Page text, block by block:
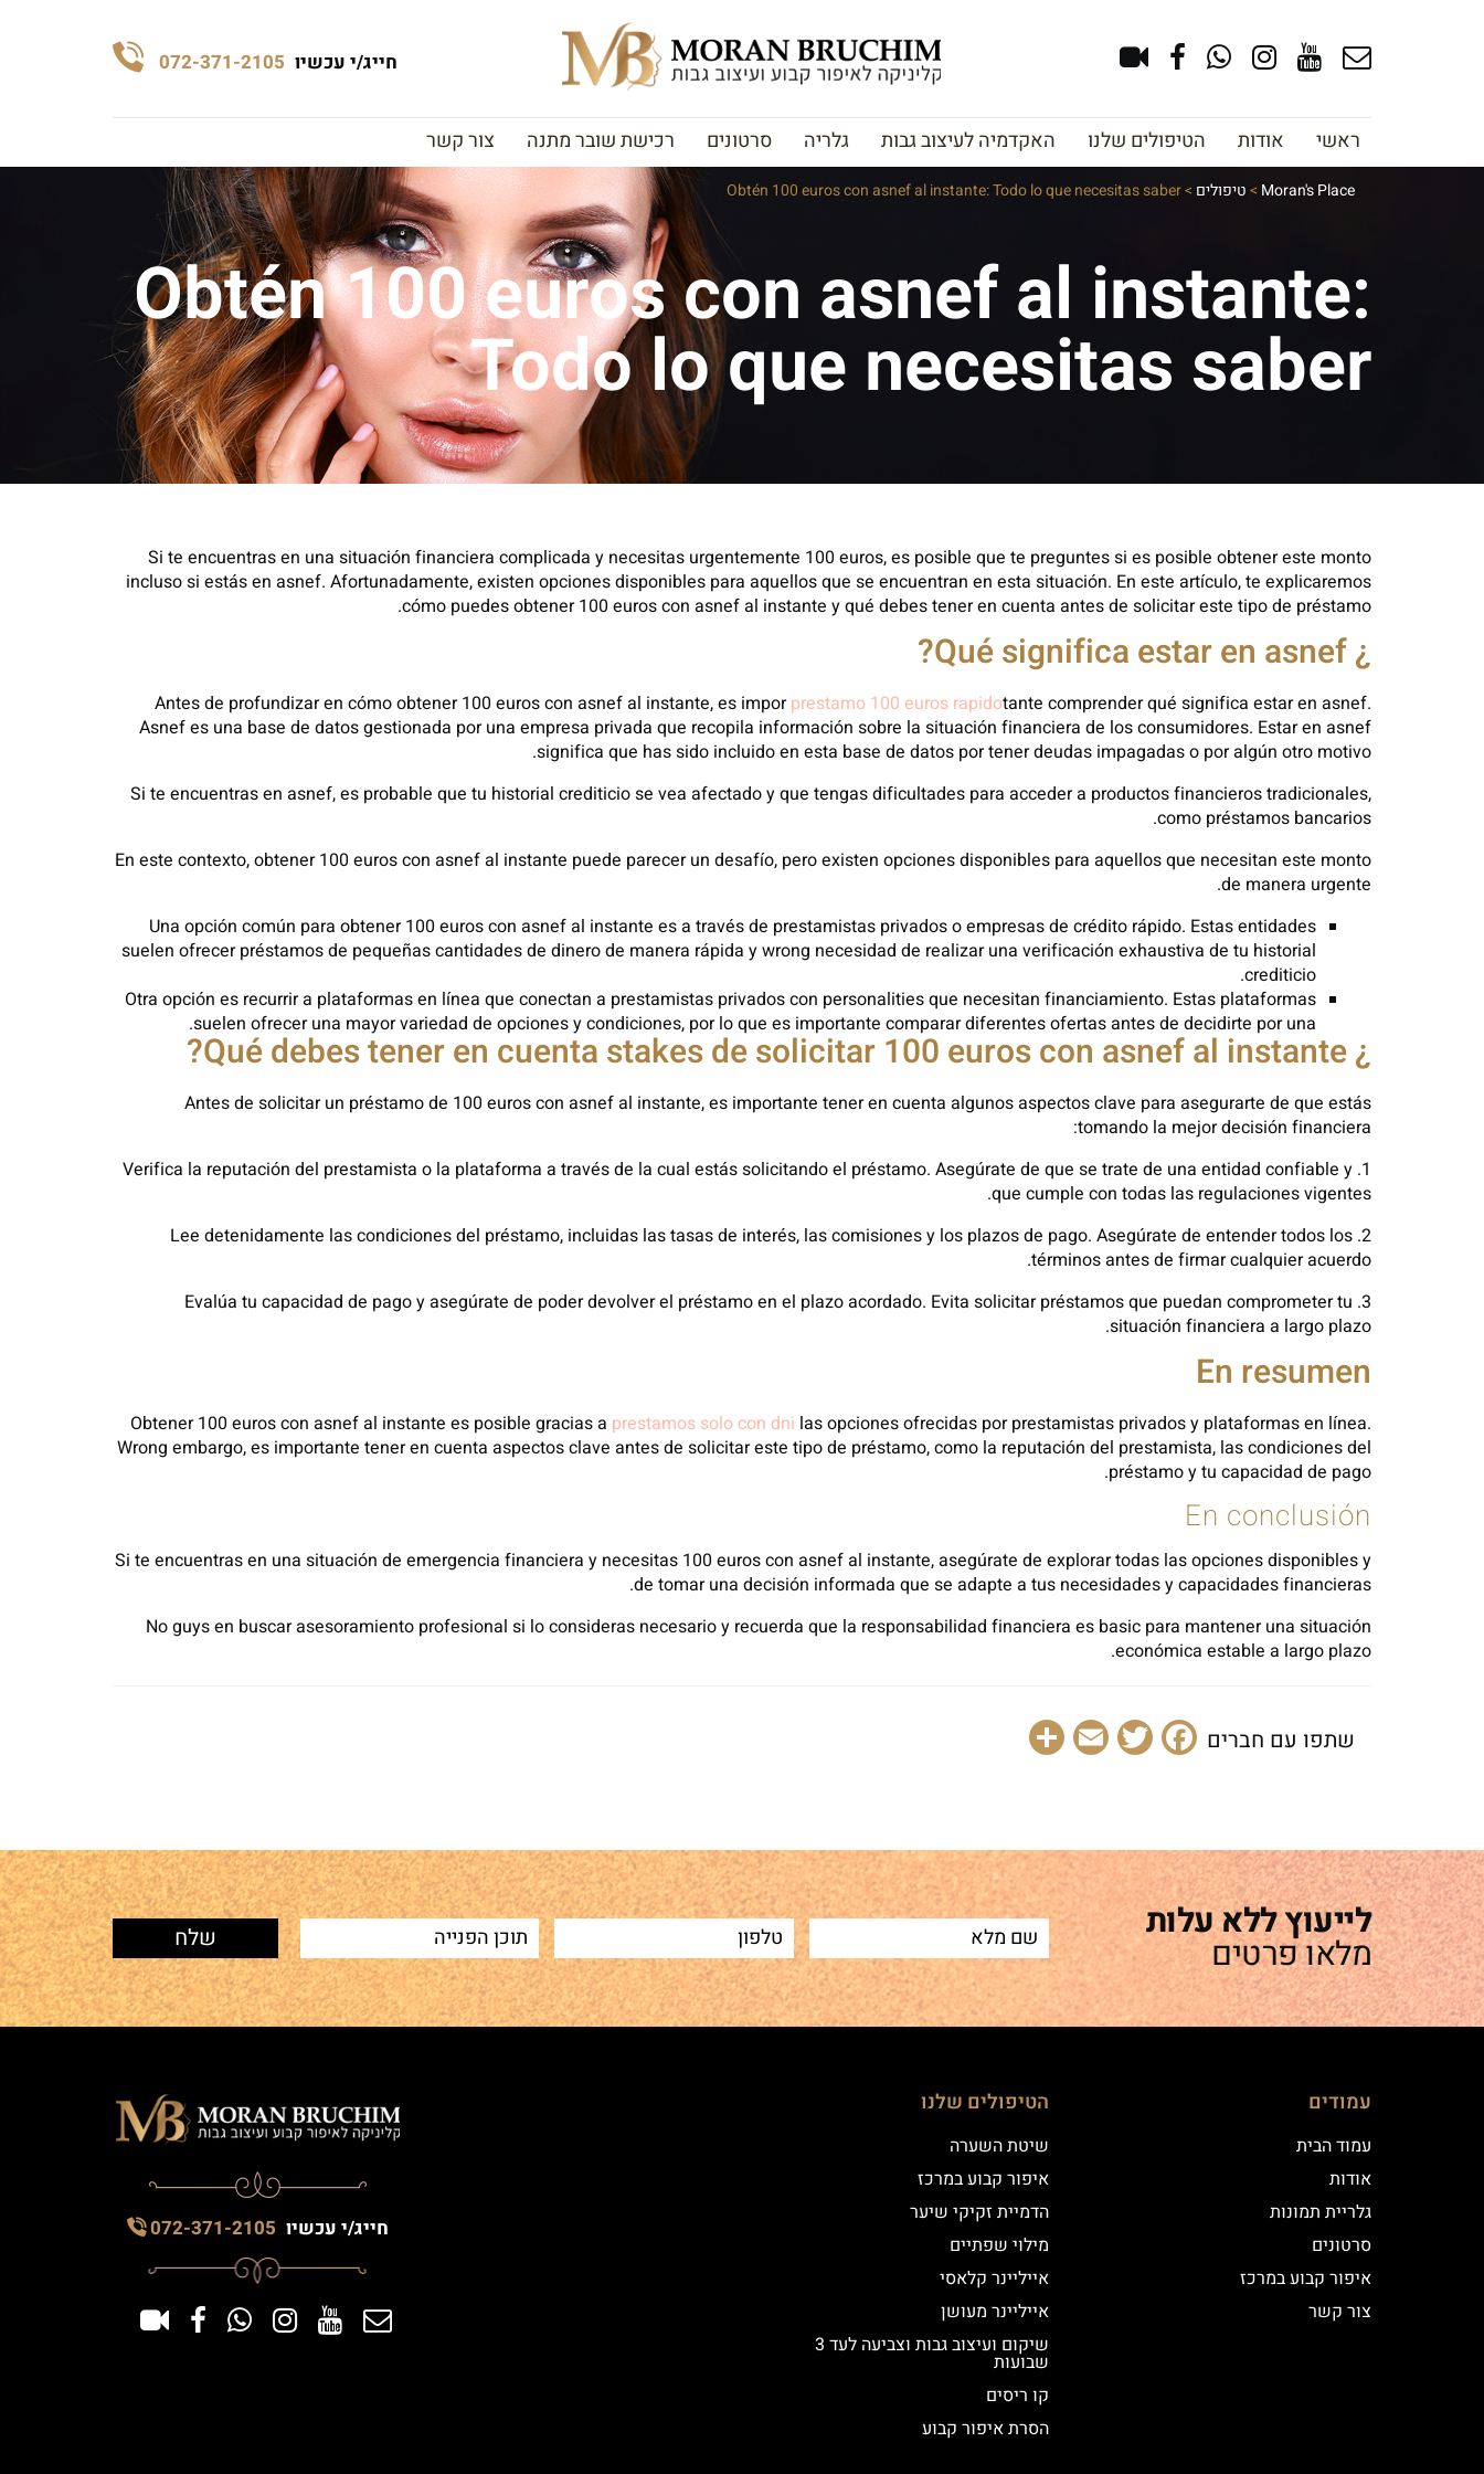
חייג/י עכשיו 072-371-2105
ראשי אודות הטיפולים שלנו האקדמיה לעיצוב גבות גלריה סרטונים רכישת שובר מתנה צור קשר
Moran's Place
>טיפולים >
Obtén 100 euros con asnef al instante: Todo lo que necesitas saber
Obtén 100 euros con asnef al instante:
Todo lo que necesitas saber
Si te encuentras en una situación financiera complicada y necesitas urgentemente 100 euros, es posible que te preguntes si es posible obtener este monto
incluso si estás en asnef. Afortunadamente, existen opciones disponibles para aquellos que se encuentran en esta situación. En este artículo, te explicaremos
cómo puedes obtener 100 euros con asnef al instante y qué debes tener en cuenta antes de solicitar este tipo de préstamo.
¿ Qué significa estar en asnef?
Antes de profundizar en cómo obtener 100 euros con asnef al instante, es imporprestamo 100 euros rapidotante comprender qué significa estar en asnef.
Asnef es una base de datos gestionada por una empresa privada que recopila información sobre la situación financiera de los consumidores. Estar en asnef
significa que has sido incluido en esta base de datos por tener deudas impagadas o por algún otro motivo.
Si te encuentras en asnef, es probable que tu historial crediticio se vea afectado y que tengas dificultades para acceder a productos financieros tradicionales,
como préstamos bancarios.
En este contexto, obtener 100 euros con asnef al instante puede parecer un desafío, pero existen opciones disponibles para aquellos que necesitan este monto
de manera urgente.
Una opción común para obtener 100 euros con asnef al instante es a través de prestamistas privados o empresas de crédito rápido. Estas entidades
suelen ofrecer préstamos de pequeñas cantidades de dinero de manera rápida y wrong necesidad de realizar una verificación exhaustiva de tu historial
crediticio.
Otra opción es recurrir a plataformas en línea que conectan a prestamistas privados con personalities que necesitan financiamiento. Estas plataformas
suelen ofrecer una mayor variedad de opciones y condiciones, por lo que es importante comparar diferentes ofertas antes de decidirte por una.
¿ Qué debes tener en cuenta stakes de solicitar 100 euros con asnef al instante?
Antes de solicitar un préstamo de 100 euros con asnef al instante, es importante tener en cuenta algunos aspectos clave para asegurarte de que estás
tomando la mejor decisión financiera:
1. Verifica la reputación del prestamista o la plataforma a través de la cual estás solicitando el préstamo. Asegúrate de que se trate de una entidad confiable y
que cumple con todas las regulaciones vigentes.
2. Lee detenidamente las condiciones del préstamo, incluidas las tasas de interés, las comisiones y los plazos de pago. Asegúrate de entender todos los
términos antes de firmar cualquier acuerdo.
3. Evalúa tu capacidad de pago y asegúrate de poder devolver el préstamo en el plazo acordado. Evita solicitar préstamos que puedan comprometer tu
situación financiera a largo plazo.
En resumen
Obtener 100 euros con asnef al instante es posible gracias a prestamos solo con dni las opciones ofrecidas por prestamistas privados y plataformas en línea.
Wrong embargo, es importante tener en cuenta aspectos clave antes de solicitar este tipo de préstamo, como la reputación del prestamista, las condiciones del
préstamo y tu capacidad de pago.
En conclusión
Si te encuentras en una situación de emergencia financiera y necesitas 100 euros con asnef al instante, asegúrate de explorar todas las opciones disponibles y
de tomar una decisión informada que se adapte a tus necesidades y capacidades financieras.
No guys en buscar asesoramiento profesional si lo consideras necesario y recuerda que la responsabilidad financiera es basic para mantener una situación
económica estable a largo plazo.
שתפו עם חברים Facebook
Twitter
Email
לייעוץ ללא עלות
מלאו פרטים
עמודים
עמוד הבית
אודות
גלריית תמונות
סרטונים
איפור קבוע במרכז
צור קשר
הטיפולים שלנו
שיטת השערה
איפור קבוע במרכז
הדמיית זקיקי שיער
מילוי שפתיים
אייליינר קלאסי
אייליינר מעושן
שיקום ועיצוב גבות וצביעה לעד 3
שבועות
קו ריסים
הסרת איפור קבוע
חייג/י עכשיו 072-371-2105